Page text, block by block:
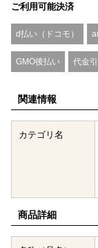
ご利用可能決済
d払い（ドコモ）
GMO後払い 代金
関連情報
カテゴリ名
商品詳細